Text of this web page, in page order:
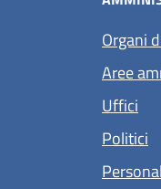
Organi
Aree
Uffici
Politici